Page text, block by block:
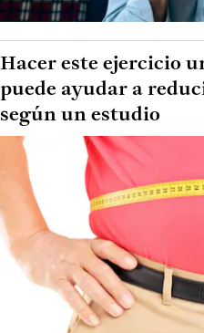
Hacer este ejercicio
puede ayudar a
según un estudio